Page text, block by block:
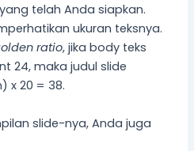
telah Anda siapkan.
ukuran teksnya.
ratio, jika body teks
24, maka judul slide
x 20 = 38.
slide-nya, Anda juga